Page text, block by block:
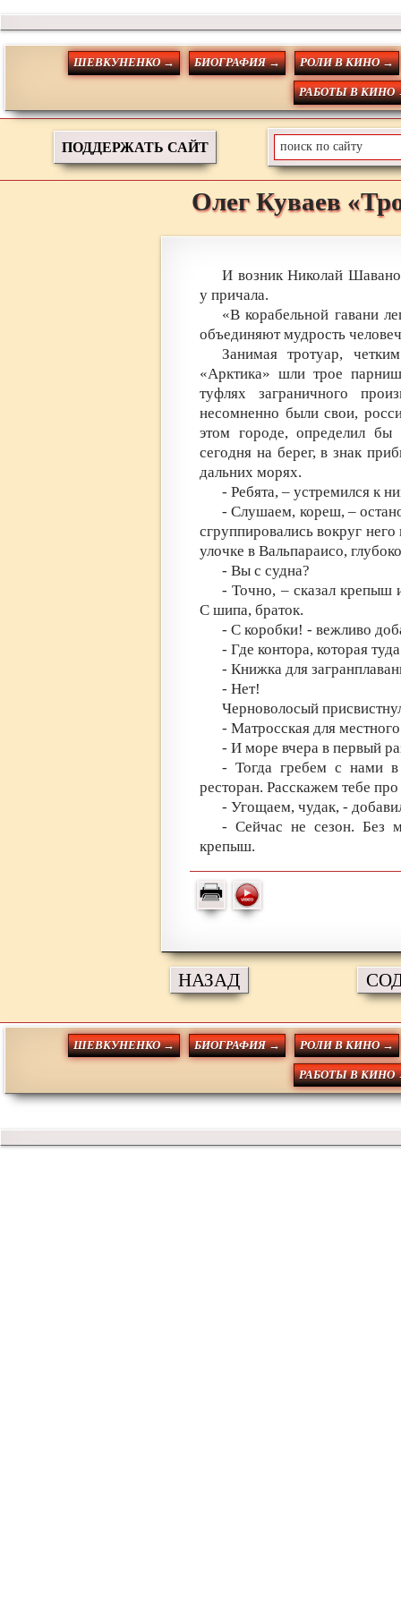
ШЕВКУНЕНКО → БИОГРАФИЯ → РОЛИ В КИНО →
РАБОТЫ В КИНО
ПОДДЕРЖАТЬ САЙТ
Олег Куваев
И возник Николай
у причала.
«В корабельной гавани
объединяют мудрость
Занимая тротуар,
«Арктика» шли трое
туфлях заграничного
несомненно были свои,
этом городе, определил
сегодня на берег, в знак
дальних морях.
- Ребята, – устремился к
- Слушаем, кореш, –
сгруппировались вокруг
улочке в Вальпараисо,
- Вы с судна?
- Точно, – сказал крепыш
С шипа, браток.
- С коробки! - вежливо
- Где контора, которая
- Книжка для
- Нет!
Черноволосый
- Матросская для
- И море вчера в первый
- Тогда гребем с нами
ресторан. Расскажем тебе
- Угощаем, чудак, -
- Сейчас не сезон. Без
крепыш.
НАЗАД
ШЕВКУНЕНКО → БИОГРАФИЯ → РОЛИ В КИНО →
РАБОТЫ В КИНО